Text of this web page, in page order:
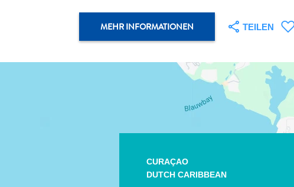
MEHR INFORMATIONEN TEILEN
CURAÇAO
DUTCH CARIBBEAN